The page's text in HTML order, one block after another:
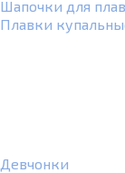
Шапочки для
Плавки
Девчонки